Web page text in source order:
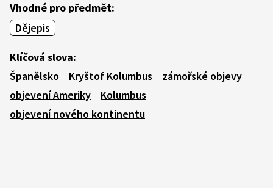
Vhodné pro předmět:
Dějepis
Klíčová slova:
Španělsko
Kryštof Kolumbus
zámořské objevy
objevení Ameriky
Kolumbus
objevení nového kontinentu